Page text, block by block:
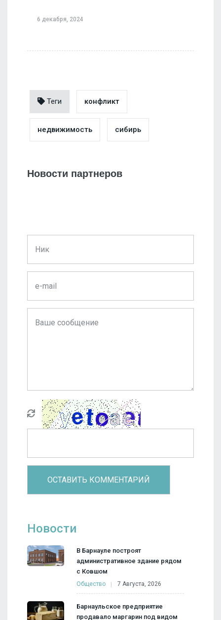
6 декабря, 2024
Теги конфликт
недвижимость сибирь
Новости партнеров
Новости
В Барнауле построят
административное здание рядом
с Ковшом
Общество 7 Августа, 2026
Барнаульское предприятие
продавало маргарин под видом